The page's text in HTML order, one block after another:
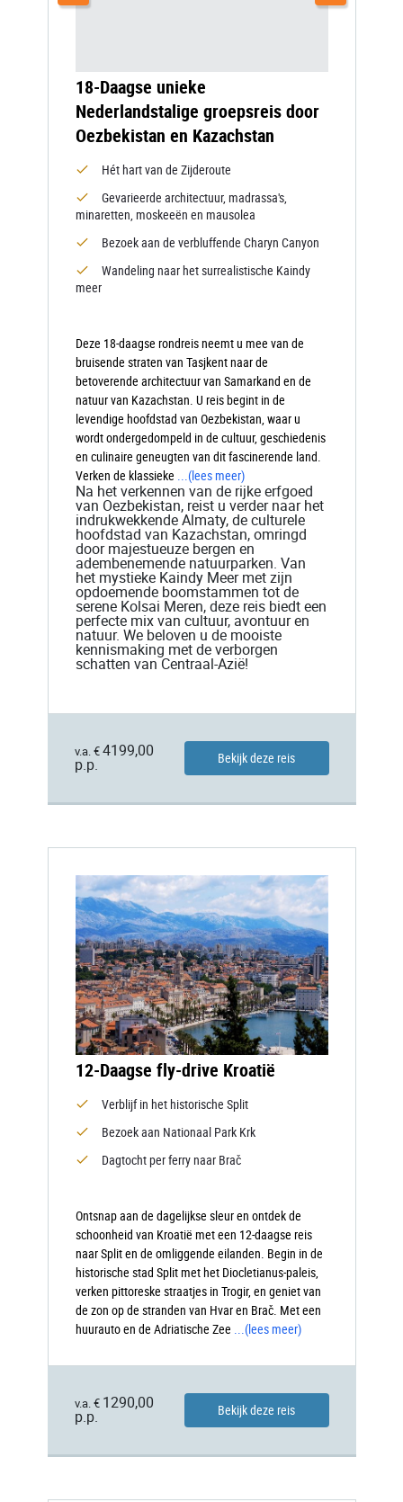
18-Daagse unieke
Nederlandstalige groepsreis door
Oezbekistan en Kazachstan
Hét hart van de Zijderoute
Gevarieerde architectuur, madrassa's,
minaretten, moskeeën en mausolea
Bezoek aan de verbluffende Charyn Canyon
Wandeling naar het surrealistische Kaindy
meer
Deze 18-daagse rondreis neemt u mee van de
bruisende straten van Tasjkent naar de
betoverende architectuur van Samarkand en de
natuur van Kazachstan. U reis begint in de
levendige hoofdstad van Oezbekistan, waar u
wordt ondergedompeld in de cultuur, geschiedenis
en culinaire geneugten van dit fascinerende land.
Verken de klassieke ...(lees meer)
Na het verkennen van de rijke erfgoed
van Oezbekistan, reist u verder naar het
indrukwekkende Almaty, de culturele
hoofdstad van Kazachstan, omringd
door majestueuze bergen en
adembenemende natuurparken. Van
het mystieke Kaindy Meer met zijn
opdoemende boomstammen tot de
serene Kolsai Meren, deze reis biedt een
perfecte mix van cultuur, avontuur en
natuur. We beloven u de mooiste
kennismaking met de verborgen
schatten van Centraal-Azië!
v.a. € 4199,00
p.p.
Bekijk deze reis
12-Daagse fly-drive Kroatië
Verblijf in het historische Split
Bezoek aan Nationaal Park Krk
Dagtocht per ferry naar Brač
Ontsnap aan de dagelijkse sleur en ontdek de
schoonheid van Kroatië met een 12-daagse reis
naar Split en de omliggende eilanden. Begin in de
historische stad Split met het Diocletianus-paleis,
verken pittoreske straatjes in Trogir, en geniet van
de zon op de stranden van Hvar en Brač. Met een
huurauto en de Adriatische Zee ...(lees meer)
v.a. € 1290,00
p.p.
Bekijk deze reis